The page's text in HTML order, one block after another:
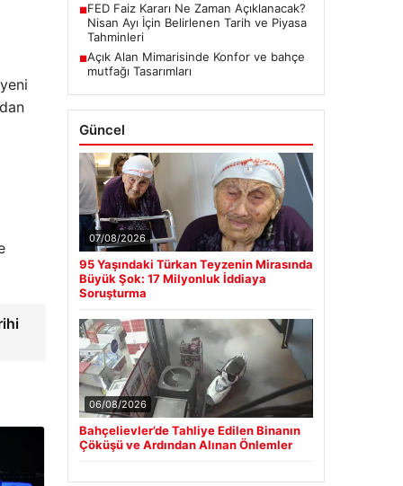
■FED Faiz Kararı Ne Zaman Açıklanacak?
Nisan Ayı İçin Belirlenen Tarih ve Piyasa
Tahminleri
■Açık Alan Mimarisinde Konfor ve bahçe
mutfağı Tasarımları
Güncel
07/08/2026
95 Yaşındaki Türkan Teyzenin Mirasında
Büyük Şok: 17 Milyonluk İddiaya
Soruşturma
06/08/2026
Bahçelievler’de Tahliye Edilen Binanın
Çöküşü ve Ardından Alınan Önlemler